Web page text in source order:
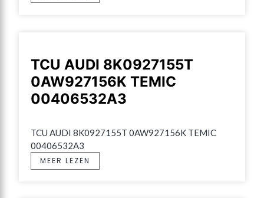
TCU AUDI 8K0927155T
0AW927156K TEMIC
00406532A3
TCU AUDI 8K0927155T 0AW927156K TEMIC
00406532A3
MEER LEZEN